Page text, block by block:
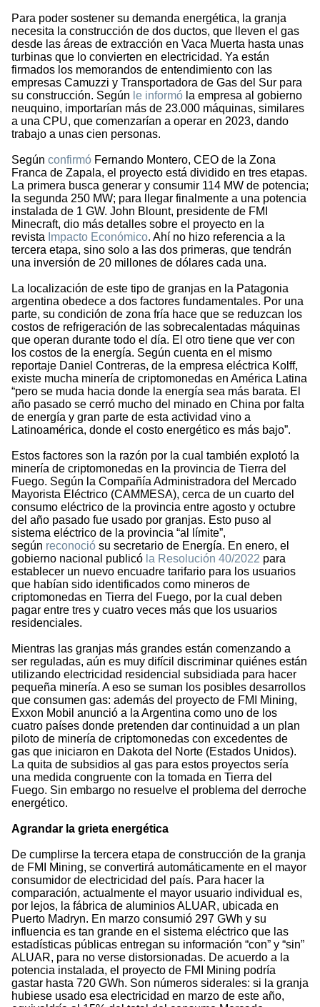
Para poder sostener su demanda energética, la granja
necesita la construcción de dos ductos, que lleven el gas
desde las áreas de extracción en Vaca Muerta hasta unas
turbinas que lo convierten en electricidad. Ya están
firmados los memorandos de entendimiento con las
empresas Camuzzi y Transportadora de Gas del Sur para
su construcción. Según le informó la empresa al gobierno
neuquino, importarían más de 23.000 máquinas, similares
a una CPU, que comenzarían a operar en 2023, dando
trabajo a unas cien personas.
Según confirmó Fernando Montero, CEO de la Zona
Franca de Zapala, el proyecto está dividido en tres etapas.
La primera busca generar y consumir 114 MW de potencia;
la segunda 250 MW; para llegar finalmente a una potencia
instalada de 1 GW. John Blount, presidente de FMI
Minecraft, dio más detalles sobre el proyecto en la
revista Impacto Económico. Ahí no hizo referencia a la
tercera etapa, sino solo a las dos primeras, que tendrán
una inversión de 20 millones de dólares cada una.
La localización de este tipo de granjas en la Patagonia
argentina obedece a dos factores fundamentales. Por una
parte, su condición de zona fría hace que se reduzcan los
costos de refrigeración de las sobrecalentadas máquinas
que operan durante todo el día. El otro tiene que ver con
los costos de la energía. Según cuenta en el mismo
reportaje Daniel Contreras, de la empresa eléctrica Kolff,
existe mucha minería de criptomonedas en América Latina
“pero se muda hacia donde la energía sea más barata. El
año pasado se cerró mucho del minado en China por falta
de energía y gran parte de esta actividad vino a
Latinoamérica, donde el costo energético es más bajo”.
Estos factores son la razón por la cual también explotó la
minería de criptomonedas en la provincia de Tierra del
Fuego. Según la Compañía Administradora del Mercado
Mayorista Eléctrico (CAMMESA), cerca de un cuarto del
consumo eléctrico de la provincia entre agosto y octubre
del año pasado fue usado por granjas. Esto puso al
sistema eléctrico de la provincia “al límite”,
según reconoció su secretario de Energía. En enero, el
gobierno nacional publicó la Resolución 40/2022 para
establecer un nuevo encuadre tarifario para los usuarios
que habían sido identificados como mineros de
criptomonedas en Tierra del Fuego, por la cual deben
pagar entre tres y cuatro veces más que los usuarios
residenciales.
Mientras las granjas más grandes están comenzando a
ser reguladas, aún es muy difícil discriminar quiénes están
utilizando electricidad residencial subsidiada para hacer
pequeña minería. A eso se suman los posibles desarrollos
que consumen gas: además del proyecto de FMI Mining,
Exxon Mobil anunció a la Argentina como uno de los
cuatro países donde pretenden dar continuidad a un plan
piloto de minería de criptomonedas con excedentes de
gas que iniciaron en Dakota del Norte (Estados Unidos).
La quita de subsidios al gas para estos proyectos sería
una medida congruente con la tomada en Tierra del
Fuego. Sin embargo no resuelve el problema del derroche
energético.
Agrandar la grieta energética
De cumplirse la tercera etapa de construcción de la granja
de FMI Mining, se convertirá automáticamente en el mayor
consumidor de electricidad del país. Para hacer la
comparación, actualmente el mayor usuario individual es,
por lejos, la fábrica de aluminios ALUAR, ubicada en
Puerto Madryn. En marzo consumió 297 GWh y su
influencia es tan grande en el sistema eléctrico que las
estadísticas públicas entregan su información “con” y “sin”
ALUAR, para no verse distorsionadas. De acuerdo a la
potencia instalada, el proyecto de FMI Mining podría
gastar hasta 720 GWh. Son números siderales: si la granja
hubiese usado esa electricidad en marzo de este año,